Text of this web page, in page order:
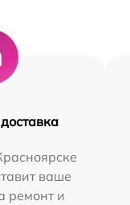
ваше
ремонт и